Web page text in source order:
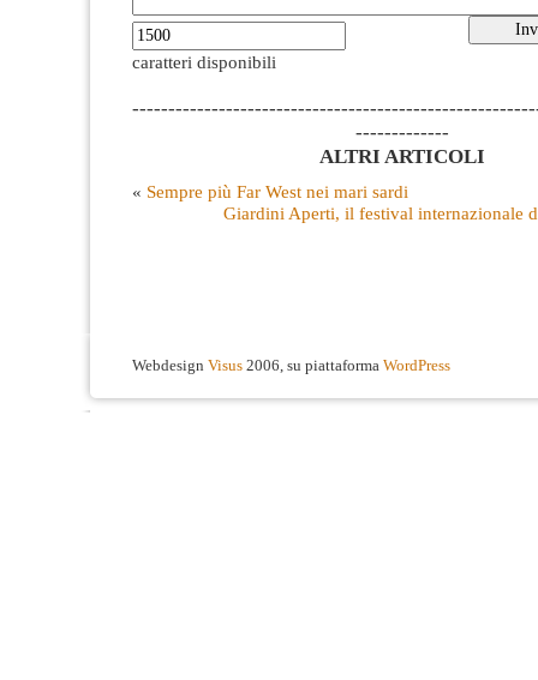
caratteri disponibili
-------------
ALTRI ARTICOLI
« Sempre più Far West nei mari sardi
Giardini Aperti, il festival internazionale
Webdesign Visus 2006, su piattaforma WordPress